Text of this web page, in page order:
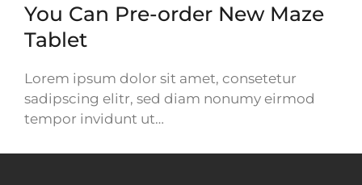
You Can Pre-order New Maze
Tablet
Lorem ipsum dolor sit amet, consetetur
sadipscing elitr, sed diam nonumy eirmod
tempor invidunt ut…